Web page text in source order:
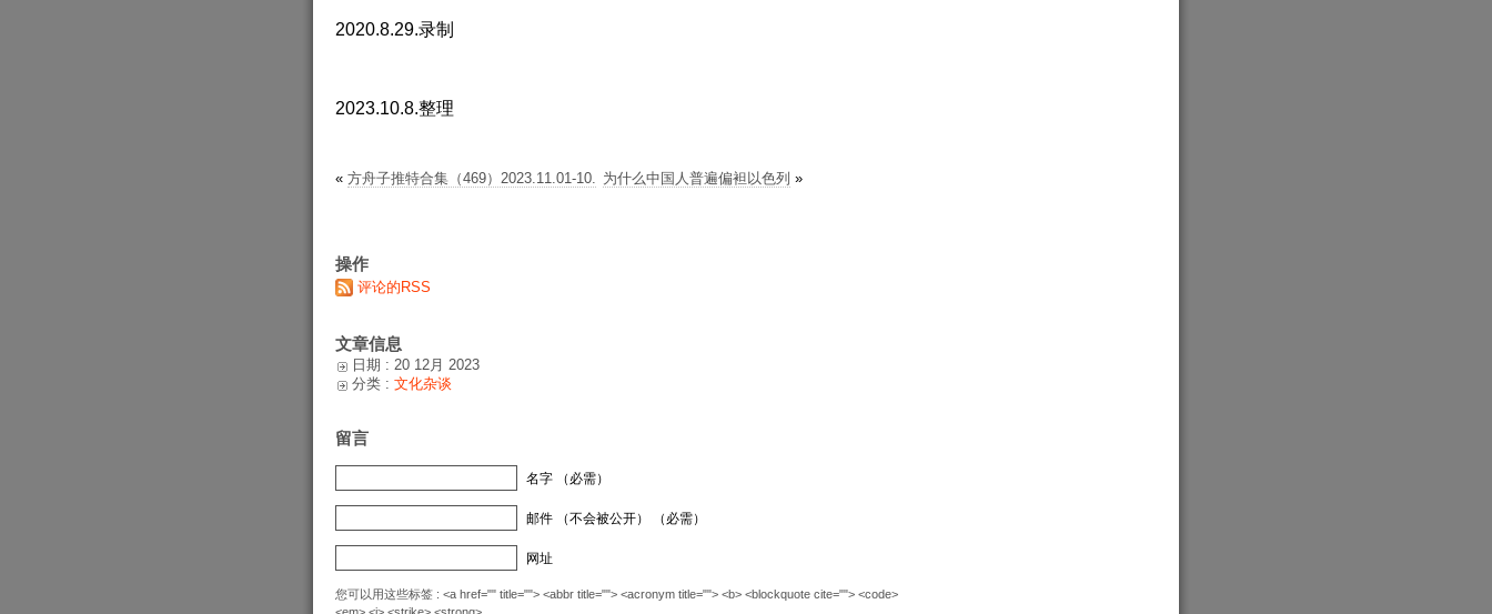
2020.8.29.录制
2023.10.8.整理
« 方舟子推特合集（469）2023.11.01-10. 为什么中国人普遍偏袒以色列 »
操作
评论的RSS
文章信息
日期 : 20 12月 2023
分类 : 文化杂谈
留言
名字 （必需）
邮件 （不会被公开） （必需）
网址
您可以用这些标签 : <a href="" title=""> <abbr title=""> <acronym title=""> <b> <blockquote cite=""> <code>